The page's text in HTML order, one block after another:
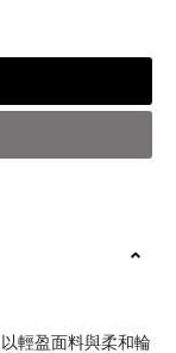
輕盈面料與柔和輪